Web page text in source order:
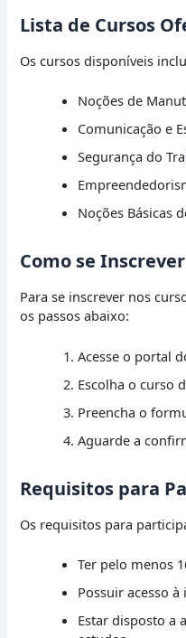
Lista de Cursos
Os cursos disponíveis
Noções de
Comunicação e
Segurança do
Noções Básicas
Como se Inscrever
Para se inscrever nos
os passos abaixo:
Acesse o portal
Escolha o curso
Preencha o
Aguarde a
Requisitos para
Os requisitos para
Ter pelo menos
Possuir acesso à
Estar disposto a